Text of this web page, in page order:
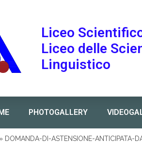
Liceo
Liceo delle
Linguistico
PHOTOGALLERY
» DOMANDA-DI-ASTENSIONE-ANTICIPATA-